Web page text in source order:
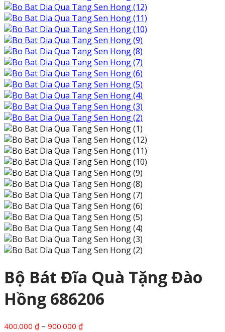
Bộ Bát Đĩa Quà Tặng Đào
Hồng 686206
400.000 ₫ – 900.000 ₫Khoảng